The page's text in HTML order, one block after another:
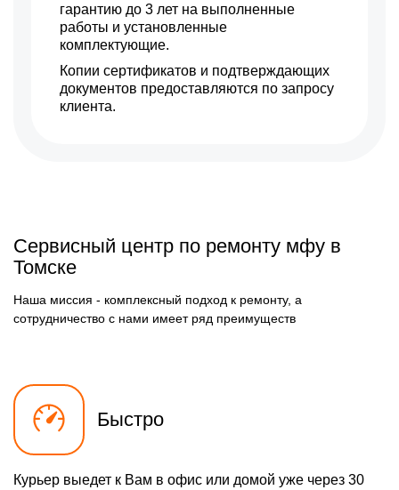
гарантию до 3 лет на выполненные
работы и установленные
комплектующие.
Копии сертификатов и подтверждающих
документов предоставляются по запросу
клиента.
Сервисный центр по ремонту мфу в
Томске
Наша миссия - комплексный подход к ремонту, а
сотрудничество с нами имеет ряд преимуществ
Быстро
Курьер выедет к Вам в офис или домой уже через 30